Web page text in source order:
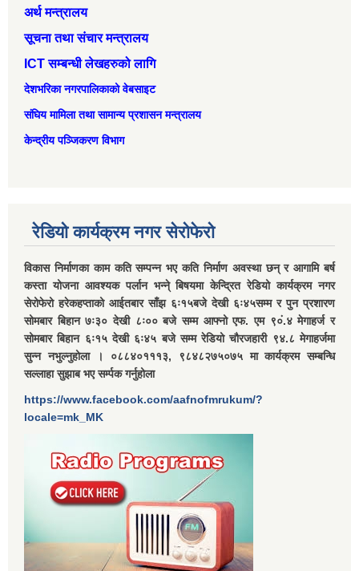
अर्थ मन्त्रालय
सूचना तथा संचार मन्त्रालय
ICT सम्बन्धी लेखहरुको लागि
देशभरिका नगरपालिकाको वेबसाइट
संघिय मामिला तथा सामान्‍य प्रशासन मन्त्रालय
केन्द्रीय पञ्जिकरण विभाग
रेडियो कार्यक्रम नगर सेरोफेरो
विकास निर्माणका काम कति सम्पन्न भए कति निर्माण अवस्था छन् र आगामि बर्ष
कस्ता योजना आवश्यक पर्लान भन्ने् बिषयमा केन्द्रित रेडियो कार्यक्रम नगर
सेरोफेरो हरेकहप्ताको आईतबार साँझ ६ः१५बजे देखी ६ः४५सम्म र पुन प्रशारण
सोमबार बिहान ७ः३० देखी ८ः०० बजे सम्म आफ्नो एफ. एम ९०ं.४ मेगाहर्ज र
सोमबार बिहान ६ः१५ देखी ६ः४५ बजे सम्म रेडियो चौरजहारी ९४.८ मेगाहर्जमा
सुन्न नभुल्नुहोला । ०८८४०१११३, ९८४८२७५०७५ मा कार्यक्रम सम्बन्धि
सल्लाहा सुझाब भए सर्म्पक गर्नुहोला
https://www.facebook.com/aafnofmrukum/?
locale=mk_MK